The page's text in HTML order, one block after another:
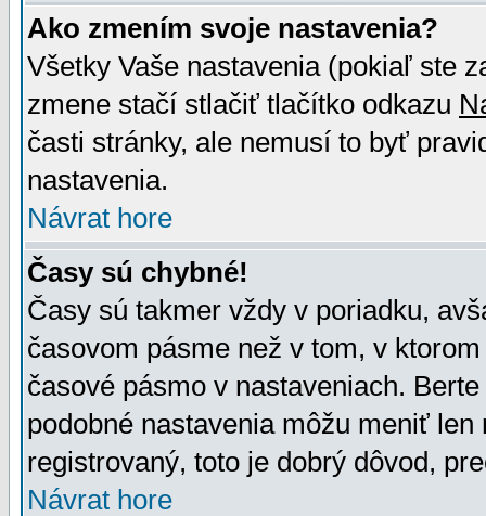
Ako zmením svoje nastavenia?
Všetky Vaše nastavenia (pokiaľ ste
zmene stačí stlačiť tlačítko odkazu
časti stránky, ale nemusí to byť
nastavenia.
Návrat hore
Časy sú chybné!
Časy sú takmer vždy v poriadku,
časovom pásme než v tom, v
časové pásmo v nastaveniach.
podobné nastavenia môžu meniť
registrovaný, toto je dobrý dôvod,
Návrat hore